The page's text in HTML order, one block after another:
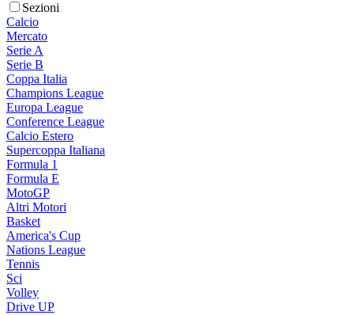
Sezioni
Calcio
Mercato
Serie A
Serie B
Coppa Italia
Champions League
Europa League
Conference League
Calcio Estero
Supercoppa Italiana
Formula 1
Formula E
MotoGP
Altri Motori
Basket
America's Cup
Nations League
Tennis
Sci
Volley
Drive UP